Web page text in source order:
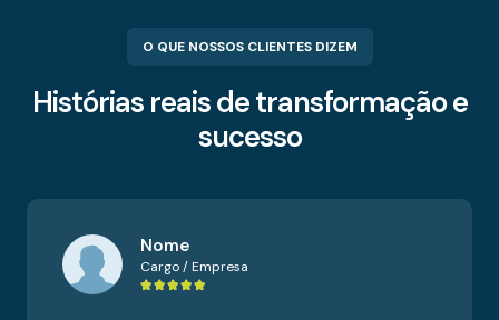
O QUE NOSSOS CLIENTES DIZEM
Histórias reais de transformação e
sucesso
Nome

Cargo / Empresa